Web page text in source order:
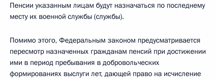
Пенсии указанным лицам будут назначаться по последнему
месту их военной службы (службы).
Помимо этого, Федеральным законом предусматривается
пересмотр назначенных гражданам пенсий при достижении
ими в период пребывания в добровольческих
формированиях выслуги лет, дающей право на исчисление